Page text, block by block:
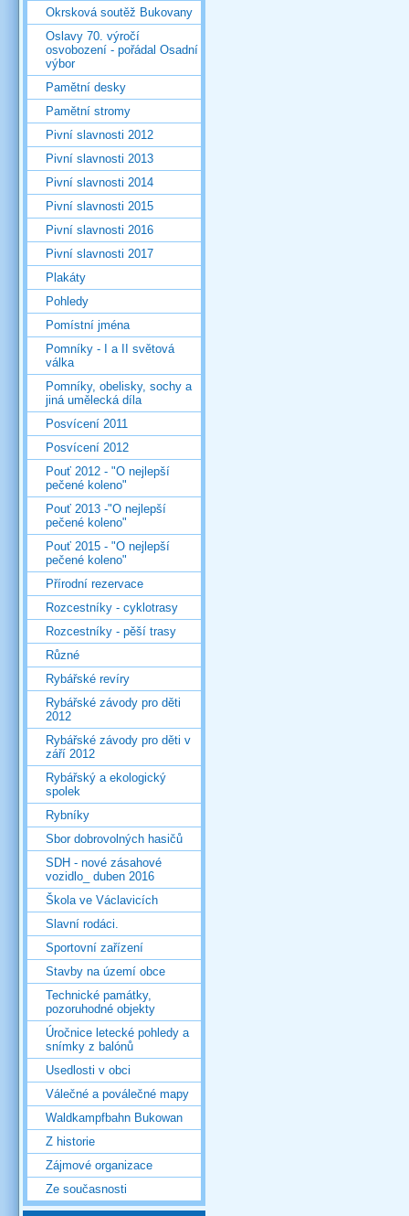
Okrsková soutěž Bukovany
Oslavy 70. výročí
osvobození - pořádal Osadní
výbor
Pamětní desky
Pamětní stromy
Pivní slavnosti 2012
Pivní slavnosti 2013
Pivní slavnosti 2014
Pivní slavnosti 2015
Pivní slavnosti 2016
Pivní slavnosti 2017
Plakáty
Pohledy
Pomístní jména
Pomníky - I a II světová
válka
Pomníky, obelisky, sochy a
jiná umělecká díla
Posvícení 2011
Posvícení 2012
Pouť 2012 - "O nejlepší
pečené koleno"
Pouť 2013 -"O nejlepší
pečené koleno"
Pouť 2015 - "O nejlepší
pečené koleno"
Přírodní rezervace
Rozcestníky - cyklotrasy
Rozcestníky - pěší trasy
Různé
Rybářské revíry
Rybářské závody pro děti
2012
Rybářské závody pro děti v
září 2012
Rybářský a ekologický
spolek
Rybníky
Sbor dobrovolných hasičů
SDH - nové zásahové
vozidlo_ duben 2016
Škola ve Václavicích
Slavní rodáci.
Sportovní zařízení
Stavby na území obce
Technické památky,
pozoruhodné objekty
Úročnice letecké pohledy a
snímky z balónů
Usedlosti v obci
Válečné a poválečné mapy
Waldkampfbahn Bukowan
Z historie
Zájmové organizace
Ze současnosti